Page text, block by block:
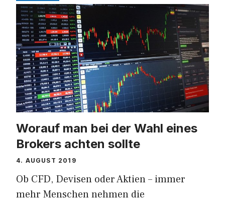
Worauf man bei der Wahl eines
Brokers achten sollte
4. AUGUST 2019
Ob CFD, Devisen oder Aktien – immer
mehr Menschen nehmen die